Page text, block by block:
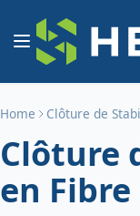
Aller au contenu
Affichage navigation
Home Clôture de
Clôture
en Fibre